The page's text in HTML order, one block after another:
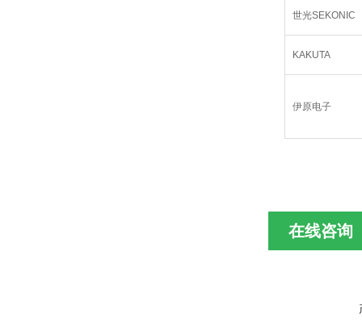
世光SEKONIC
KAKUTA
伊原电子
在线咨询